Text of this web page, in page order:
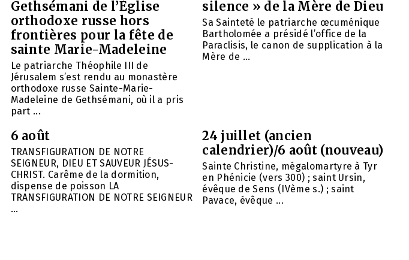
Gethsémani de l’Église
orthodoxe russe hors
frontières pour la fête de
sainte Marie-Madeleine
Le patriarche Théophile III de
Jérusalem s’est rendu au monastère
orthodoxe russe Sainte-Marie-
Madeleine de Gethsémani, où il a pris
part ...
silence » de la Mère de Dieu
Sa Sainteté le patriarche œcuménique
Bartholomée a présidé l’office de la
Paraclisis, le canon de supplication à la
Mère de ...
6 août
TRANSFIGURATION DE NOTRE
SEIGNEUR, DIEU ET SAUVEUR JÉSUS-
CHRIST. Carême de la dormition,
dispense de poisson LA
TRANSFIGURATION DE NOTRE SEIGNEUR
...
24 juillet (ancien
calendrier)/6 août (nouveau)
Sainte Christine, mégalomartyre à Tyr
en Phénicie (vers 300) ; saint Ursin,
évêque de Sens (IVème s.) ; saint
Pavace, évêque ...